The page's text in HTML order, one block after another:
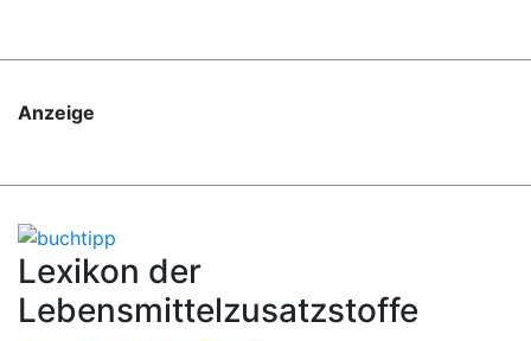
Anzeige
Lexikon der
Lebensmittelzusatzstoffe